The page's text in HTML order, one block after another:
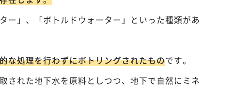
ー」、「ボトルドウォーター」といった種類があ
な処理を行わずにボトリングされたものです。
された地下水を原料としつつ、地下で自然にミネ